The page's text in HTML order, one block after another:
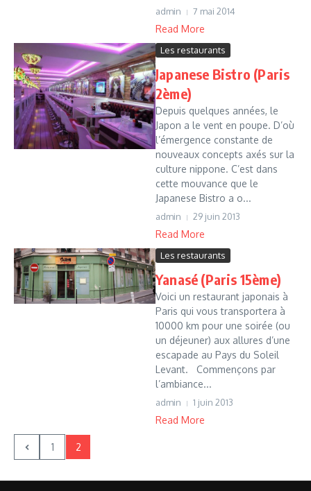
admin 7 mai 2014
Read More
Les restaurants
Japanese Bistro (Paris
2ème)
Depuis quelques années, le
Japon a le vent en poupe. D’où
l’émergence constante de
nouveaux concepts axés sur la
culture nippone. C’est dans
cette mouvance que le
Japanese Bistro a o...
admin 29 juin 2013
Read More
Les restaurants
Yanasé (Paris 15ème)
Voici un restaurant japonais à
Paris qui vous transportera à
10000 km pour une soirée (ou
un déjeuner) aux allures d’une
escapade au Pays du Soleil
Levant. Commençons par
l’ambiance...
admin 1 juin 2013
Read More
1 2